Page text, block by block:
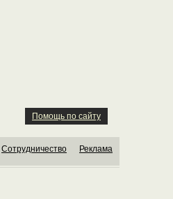
Помощь по сайту
Сотрудничество Реклама